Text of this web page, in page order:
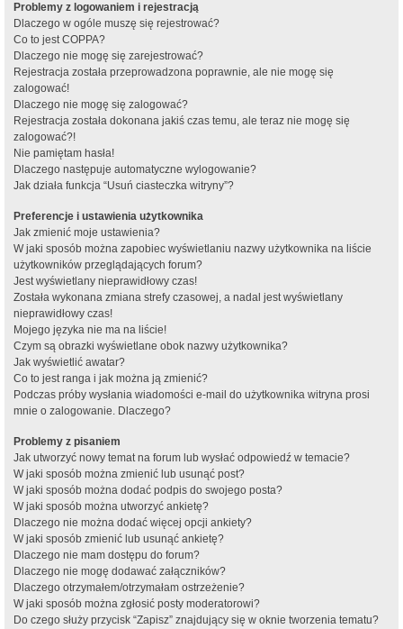
Problemy z logowaniem i rejestracją
Dlaczego w ogóle muszę się rejestrować?
Co to jest COPPA?
Dlaczego nie mogę się zarejestrować?
Rejestracja została przeprowadzona poprawnie, ale nie mogę się
zalogować!
Dlaczego nie mogę się zalogować?
Rejestracja została dokonana jakiś czas temu, ale teraz nie mogę się
zalogować?!
Nie pamiętam hasła!
Dlaczego następuje automatyczne wylogowanie?
Jak działa funkcja “Usuń ciasteczka witryny”?
Preferencje i ustawienia użytkownika
Jak zmienić moje ustawienia?
W jaki sposób można zapobiec wyświetlaniu nazwy użytkownika na liście
użytkowników przeglądających forum?
Jest wyświetlany nieprawidłowy czas!
Została wykonana zmiana strefy czasowej, a nadal jest wyświetlany
nieprawidłowy czas!
Mojego języka nie ma na liście!
Czym są obrazki wyświetlane obok nazwy użytkownika?
Jak wyświetlić awatar?
Co to jest ranga i jak można ją zmienić?
Podczas próby wysłania wiadomości e-mail do użytkownika witryna prosi
mnie o zalogowanie. Dlaczego?
Problemy z pisaniem
Jak utworzyć nowy temat na forum lub wysłać odpowiedź w temacie?
W jaki sposób można zmienić lub usunąć post?
W jaki sposób można dodać podpis do swojego posta?
W jaki sposób można utworzyć ankietę?
Dlaczego nie można dodać więcej opcji ankiety?
W jaki sposób zmienić lub usunąć ankietę?
Dlaczego nie mam dostępu do forum?
Dlaczego nie mogę dodawać załączników?
Dlaczego otrzymałem/otrzymałam ostrzeżenie?
W jaki sposób można zgłosić posty moderatorowi?
Do czego służy przycisk “Zapisz” znajdujący się w oknie tworzenia tematu?